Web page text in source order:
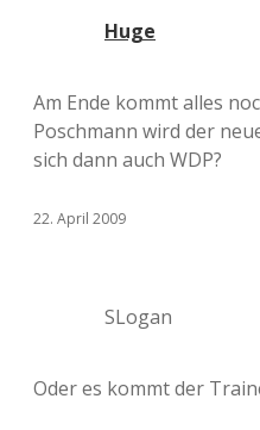
Huge
Am Ende kommt alles
Poschmann wird der
sich dann auch WDP?
22. April 2009
SLogan
Oder es kommt der